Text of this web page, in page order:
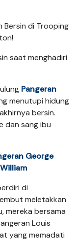
saat menghadiri
Pangeran
menutupi hidung
bersin.
dan sang ibu
George
di
meletakkan
mereka bersama
Louis
yang memadati